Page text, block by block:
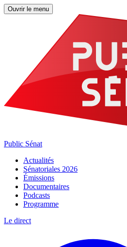
Ouvrir le menu
Public Sénat
Actualités
Sénatoriales 2026
Émissions
Documentaires
Podcasts
Programme
Le direct